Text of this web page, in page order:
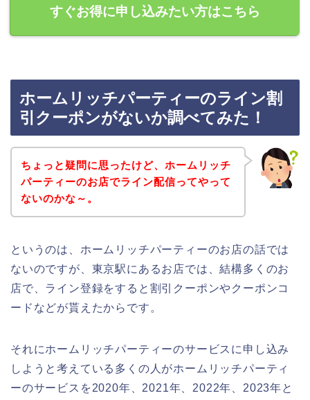
すぐお得に申し込みたい方はこちら
ホームリッチパーティーのライン割
引クーポンがないか調べてみた！
ちょっと疑問に思ったけど、ホームリッチ
パーティーのお店でライン配信ってやって
ないのかな～。
というのは、ホームリッチパーティーのお店の話では
ないのですが、東京駅にあるお店では、結構多くのお
店で、ライン登録をすると割引クーポンやクーポンコ
ードなどが貰えたからです。
それにホームリッチパーティーのサービスに申し込み
しようと考えている多くの人がホームリッチパーティ
ーのサービスを2020年、2021年、2022年、2023年と